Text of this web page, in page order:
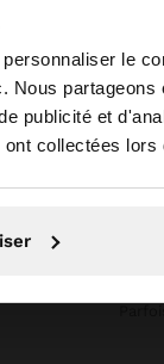
le
Nous
publicité et
collectées
Egypt.
Non, je